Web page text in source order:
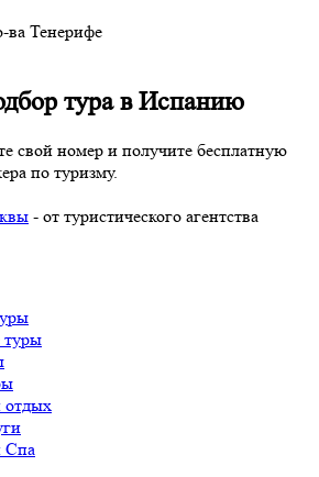
ва Тенерифе
тура в Испанию
свой номер и получите бесплатную
по туризму.
- от туристического агентства
туры
отдых
Спа